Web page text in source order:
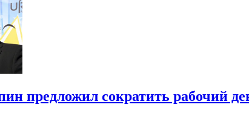
предложил сократить рабочий